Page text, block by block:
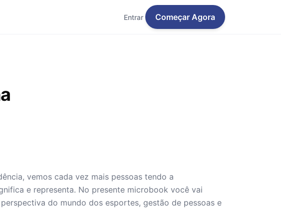
Entrar Começar Agora
vemos cada vez mais pessoas tendo a
e representa. No presente microbook você vai
do mundo dos esportes, gestão de pessoas e